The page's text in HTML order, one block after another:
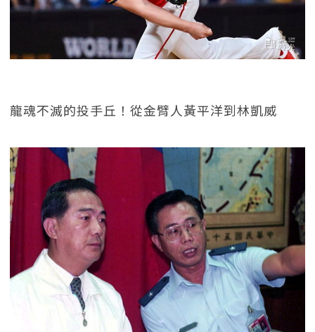
龍魂不滅的投手丘！從金臂人黃平洋到林凱威